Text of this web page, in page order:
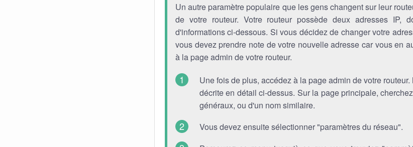
Un autre paramètre populaire que les gens changent sur leur
de votre routeur. Votre routeur possède deux adresses IP,
d'informations ci-dessous. Si vous décidez de changer votre
vous devez prendre note de votre nouvelle adresse car vous en
à la page admin de votre routeur.
Une fois de plus, accédez à la page admin de votre
décrite en détail ci-dessus. Sur la page principale,
généraux, ou d'un nom similaire.
Vous devez ensuite sélectionner "paramètres du réseau".